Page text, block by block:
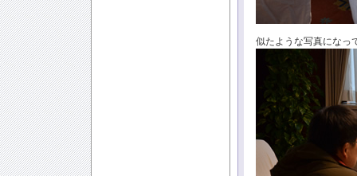
似たような写真になっ